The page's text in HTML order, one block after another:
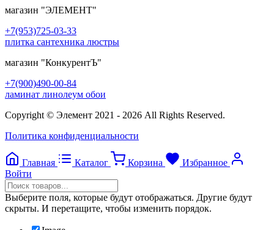
магазин "ЭЛЕМЕНТ"
+7(953)725-03-33
плитка сантехника люстры
магазин "КонкурентЪ"
+7(900)490-00-84
ламинат линолеум обои
Copyright © Элемент 2021 - 2026 All Rights Reserved.
Политика конфиденциальности
Главная Каталог Корзина
Избранное
Войти
Выберите поля, которые будут отображаться. Другие будут
скрыты. И перетащите, чтобы изменить порядок.